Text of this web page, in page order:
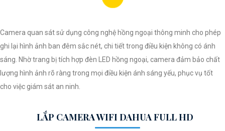
trải nghiệm sự ổn định và chất lượng vượt trội của Camera Dahua chính
Camera quan sát sử dụng công nghệ hồng ngoại thông minh cho phép
ghi lại hình ảnh ban đêm sắc nét, chi tiết trong điều kiện không có ánh
sáng. Nhờ trang bị tích hợp đèn LED hồng ngoại, camera đảm bảo chất
lượng hình ảnh rõ ràng trong mọi điều kiện ánh sáng yếu, phục vụ tốt
cho việc giám sát an ninh.
LẮP CAMERA WIFI DAHUA FULL HD